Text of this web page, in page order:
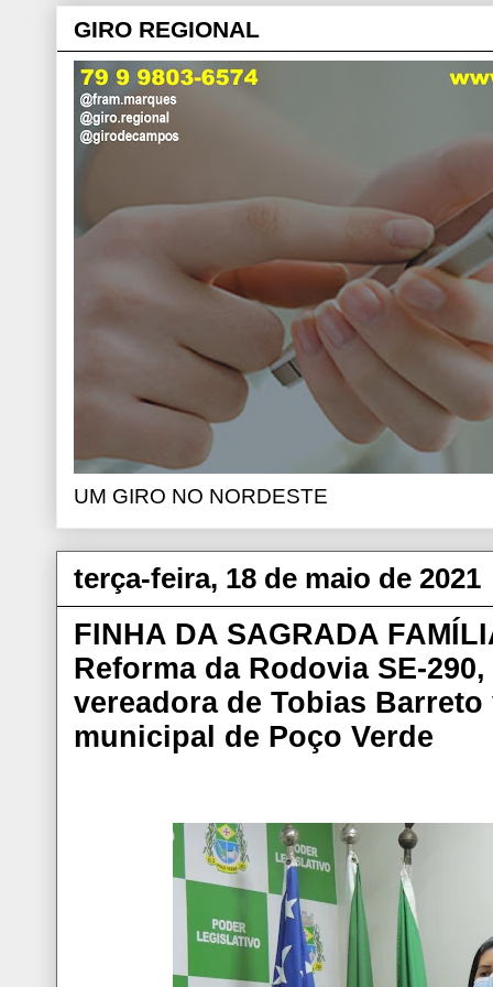
GIRO REGIONAL
UM GIRO NO NORDESTE
terça-feira, 18 de maio de 2021
FINHA DA SAGRADA
Reforma da Rodovia SE-
vereadora de Tobias
municipal de Poço Verde